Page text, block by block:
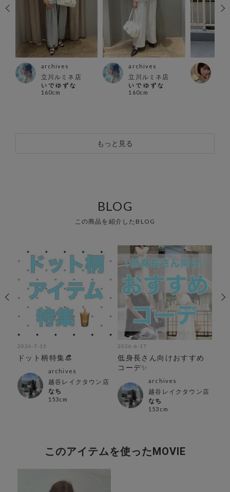
archives
立川ルミネ店
い で ゆ ず な
160cm
archives
立川ルミネ店
い で ゆ ず な
160cm
もっと見る
BLOG
この商品を紹介したBLOG
2026-7-15
ドット柄特集👒
archives
越谷レイクタウン店
なち
153cm
2026-6-17
低身長さん向けおすすめ
コーデ✨
archives
越谷レイクタウン店
なち
153cm
このアイテムを使ったMOVIE